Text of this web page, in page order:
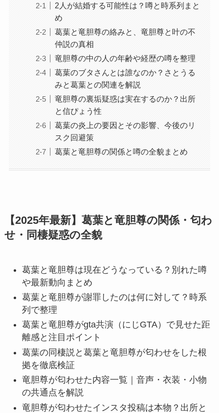
2人が結婚する可能性は？噂と時系列まと
め
葛葉と竜胆尊の絡みと、竜胆尊と叶の不
仲説の真相
竜胆尊の中の人の年齢や経歴の噂を整理
葛葉のブタさんとは誰なのか？さとうる
みと葛葉との関連を解説
竜胆尊の裏垢疑惑は実在するのか？出所
と信ぴょう性
葛葉の炎上の要因とその影響、今後のリ
スク回避策
葛葉と竜胆尊の関係と噂の全貌まとめ
【2025年最新】葛葉と竜胆尊の関係・匂わ
せ・同棲疑惑の全貌
葛葉と竜胆尊は現在どうなっている？別れた噂
や最新動向まとめ
葛葉と竜胆尊が謝罪したのは何に対して？時系
列で整理
葛葉と竜胆尊がgta共演（にじGTA）で見せた距
離感と注目ポイント
葛葉の同棲説と葛葉と竜胆尊が匂わせをした根
拠を徹底検証
竜胆尊が匂わせた内容一覧｜音声・衣装・小物
の共通点を解説
竜胆尊が匂わせたインスタ投稿は本物？出所と